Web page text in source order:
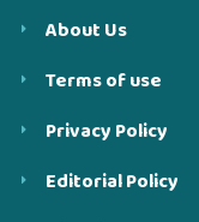
About Us
Terms of use
Privacy Policy
Editorial Policy